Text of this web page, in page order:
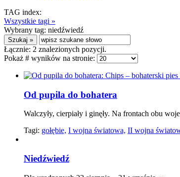
TAG index:
Wszystkie tagi »
Wybrany tag: niedźwiedź
Łącznie: 2 znalezionych pozycji.
Pokaż # wyników na stronie:
Od pupila do bohatera
Walczyły, cierpiały i ginęły. Na frontach obu
Tagi: gołębie, I wojna światowa, II wojna
Niedźwiedź